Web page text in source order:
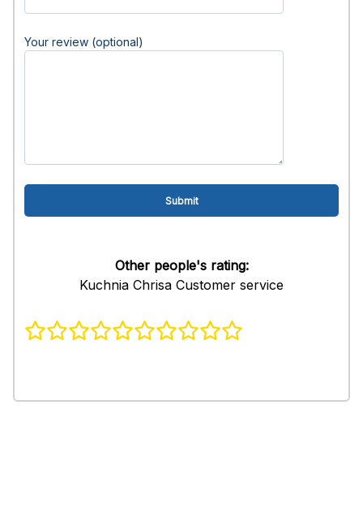
Your review (optional)
Other people's rating:
Kuchnia Chrisa Customer service